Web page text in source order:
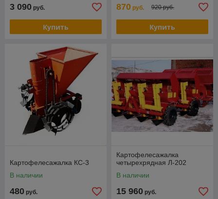
3 090 руб.
Купить
870 руб. 920 руб.
Купить
Картофелесажалка КС-3
В наличии
480 руб.
Картофелесажалка
четырехрядная Л-202
В наличии
15 960 руб.